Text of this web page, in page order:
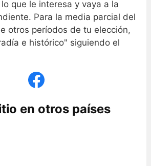
que le interesa y vaya a la
Para la media parcial del
otros períodos de tu elección,
e histórico" siguiendo el
en otros países